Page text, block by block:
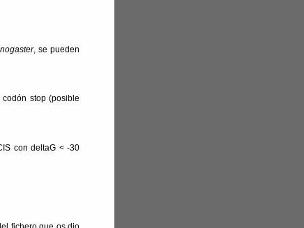
, se pueden
stop (posible
con deltaG < -30